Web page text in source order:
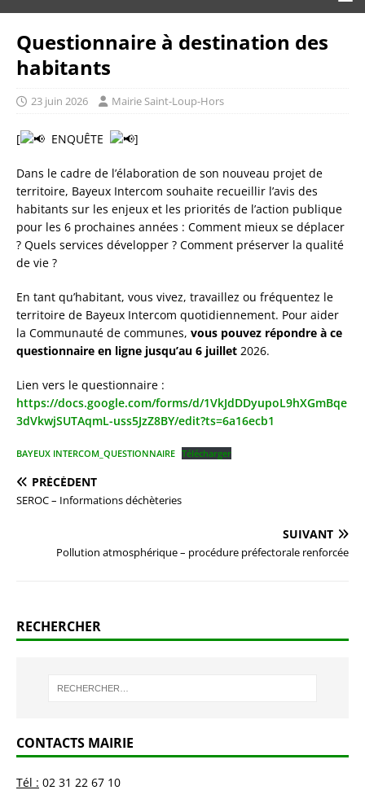
Questionnaire à destination des
habitants
23 juin 2026 Mairie Saint-Loup-Hors
[ ENQUÊTE ]
Dans le cadre de l’élaboration de son nouveau projet de
territoire, Bayeux Intercom souhaite recueillir l’avis des
habitants sur les enjeux et les priorités de l’action publique
pour les 6 prochaines années : Comment mieux se déplacer
? Quels services développer ? Comment préserver la qualité
de vie ?
En tant qu’habitant, vous vivez, travaillez ou fréquentez le
territoire de Bayeux Intercom quotidiennement. Pour aider
la Communauté de communes, vous pouvez répondre à ce
questionnaire en ligne jusqu’au 6 juillet 2026.
Lien vers le questionnaire :
https://docs.google.com/forms/d/1VkJdDDyupoL9hXGmBqe
3dVkwjSUTAqmL-uss5JzZ8BY/edit?ts=6a16ecb1
BAYEUX INTERCOM_QUESTIONNAIRE Télécharger
PRÉCÉDENT
SEROC – Informations déchèteries
SUIVANT
Pollution atmosphérique – procédure préfectorale renforcée
RECHERCHER
CONTACTS MAIRIE
Tél : 02 31 22 67 10